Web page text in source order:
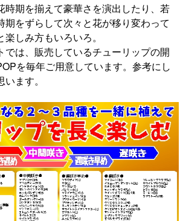
時期を揃えて豪華さを演出したり、若
期をずらして次々と花が移り変わって
しみ方もいろいろ。
では、販売しているチューリップの開
を毎年ご用意しています。参考にし
ます。